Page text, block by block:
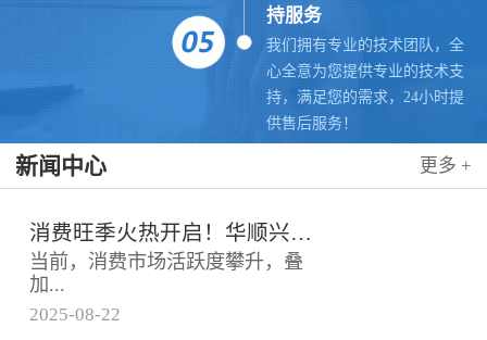
持服务
我们拥有专业的技术团队，全
心全意为您提供专业的技术支
持，满足您的需求，24小时提
供售后服务！
新闻中心 更多 +
消费旺季火热开启！华顺兴业联合科思创 TPU，赋能手机护套行业抢占市场先机
当前，消费市场活跃度攀升，叠
加...
2025-08-22